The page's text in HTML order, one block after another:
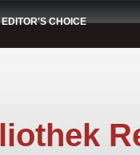
EDITOR'S CHOICE